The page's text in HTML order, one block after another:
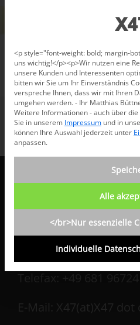
/ Business
X47 GMBH
Hartmanns Au 10
D 66119 Saarbrücken
Telefon: +49 681
E-Mail: X47(at)X47 dot
<p style="font-weight: bold; margin-
uns wichtig!</p><p>Wir nutzen eine
unsere Kunden und Interessenten
bitten wir Sie um Ihr Einverständnis
verspreche Ihnen, dass wir mit Ihren
umgehen werden. - Ihr Matthias
Weitere Informationen - auch über
Sie in unserem Impressum und in
können Ihre Auswahl jederzeit unter
anpassen.
Alle
</br>Nur essenzielle
Individuelle